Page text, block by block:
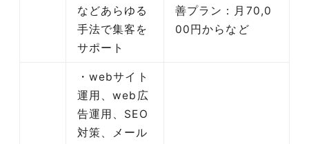
などあらゆる
手法で集客を
サポート
善プラン：月70,0
00円からなど
・webサイト
運用、web広
告運用、SEO
対策、メール